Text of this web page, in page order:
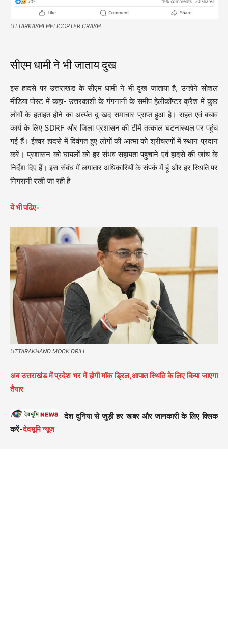
UTTARKASHI HELICOPTER CRASH
सीएम धामी ने भी जाताय दुख
इस हादसे पर उत्तराखंड के सीएम धामी ने भी दुख जाताया है, उन्होंने सोशल
मीडिया पोस्ट में कहा- उत्तरकाशी के गंगनानी के समीप हेलीकॉप्टर क्रैश में कुछ
लोगों के हताहत होने का अत्यंत दुःखद समाचार प्राप्त हुआ है। राहत एवं बचाव
कार्य के लिए SDRF और जिला प्रशासन की टीमें तत्काल घटनास्थल पर पहुंच
गई हैं। ईश्वर हादसे में दिवंगत हुए लोगों की आत्मा को श्रीचरणों में स्थान प्रदान
करें। प्रशासन को घायलों को हर संभव सहायता पहुंचाने एवं हादसे की जांच के
निर्देश दिए हैं। इस संबंध में लगातार अधिकारियों के संपर्क में हूं और हर स्थिति पर
निगरानी रखी जा रही है
ये भी पढिए-
UTTARAKHAND MOCK DRILL
अब उत्तराखंड में प्रदेश भर में होगी मॉक ड्रिल,आपात स्थिति के लिए किया जाएगा
तैयार
देश दुनिया से जुड़ी हर खबर और जानकारी के लिए क्लिक
करें-देवभूमि न्यूज